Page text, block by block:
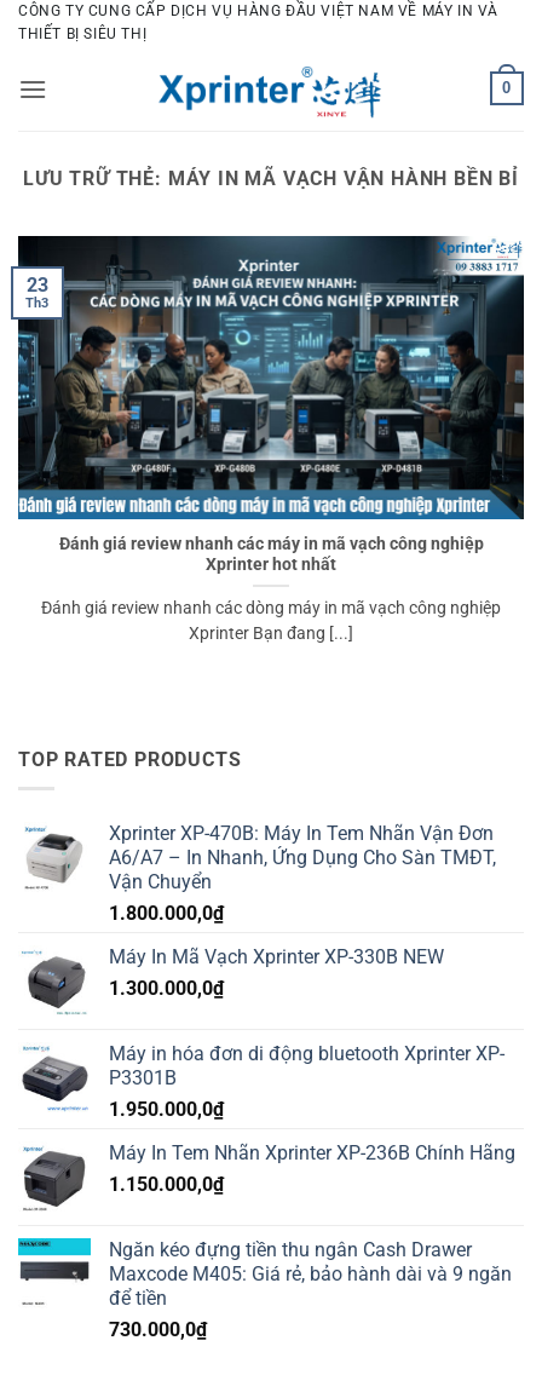
Bỏ
qua
dung
CÔNG TY CUNG CẤP DỊCH VỤ HÀNG ĐẦU VIỆT NAM VỀ MÁY IN VÀ
THIẾT BỊ SIÊU THỊ
0
LƯU TRỮ THẺ: MÁY IN MÃ VẠCH VẬN HÀNH BỀN BỈ
Đánh giá review nhanh các máy in mã vạch công nghiệp
Xprinter hot nhất
Đánh giá review nhanh các dòng máy in mã vạch công nghiệp
Xprinter Bạn đang [...]
23
Th3
TOP RATED PRODUCTS
Xprinter XP-470B: Máy In Tem Nhãn Vận Đơn
A6/A7 – In Nhanh, Ứng Dụng Cho Sàn TMĐT,
Vận Chuyển
1.800.000,0₫
Máy In Mã Vạch Xprinter XP-330B NEW
1.300.000,0₫
Máy in hóa đơn di động bluetooth Xprinter XP-
P3301B
1.950.000,0₫
Máy In Tem Nhãn Xprinter XP-236B Chính Hãng
1.150.000,0₫
Ngăn kéo đựng tiền thu ngân Cash Drawer
Maxcode M405: Giá rẻ, bảo hành dài và 9 ngăn
để tiền
730.000,0₫